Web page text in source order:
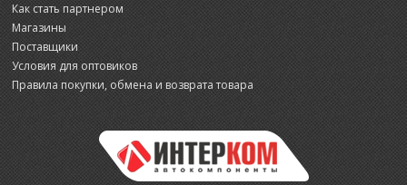
Как стать партнером
Магазины
Поставщики
Условия для оптовиков
Правила покупки, обмена и возврата товара